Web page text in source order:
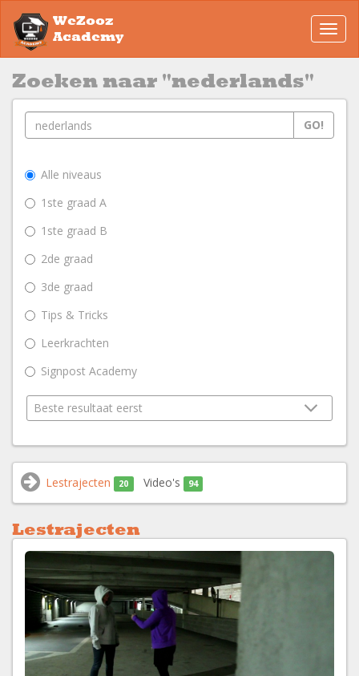
WeZooz
Academy
Zoeken naar "nederlands"
GO!
Alle niveaus
1ste graad A
1ste graad B
2de graad
3de graad
Tips & Tricks
Leerkrachten
Signpost Academy
Lestrajecten 20 Video's 94
Lestrajecten